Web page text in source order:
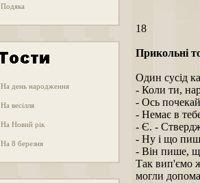
Подяка
На день народження
На весілля
На Новий рік
На 8 березня
18
Прикольні
Один сусід
- Коли ти,
- Ось
- Немає в
- Є. -
- Ну і що
- Він пише,
Так вип'ємо
могли